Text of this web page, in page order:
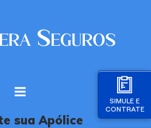
SIMULE E
CONTRATE
sua Apólice